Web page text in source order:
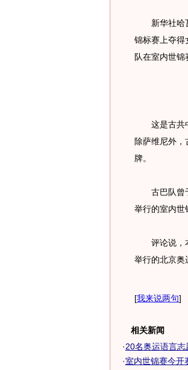
新华社哈瓦
锦标赛上夺得
队在室内世锦
这是古共中
除萨维尼外
牌。
古巴队曾于
举行的室内世
评论说，本
举行的北京奥
[我来说两句]
相关新闻
·20名奥运语言
·室内世锦赛今开